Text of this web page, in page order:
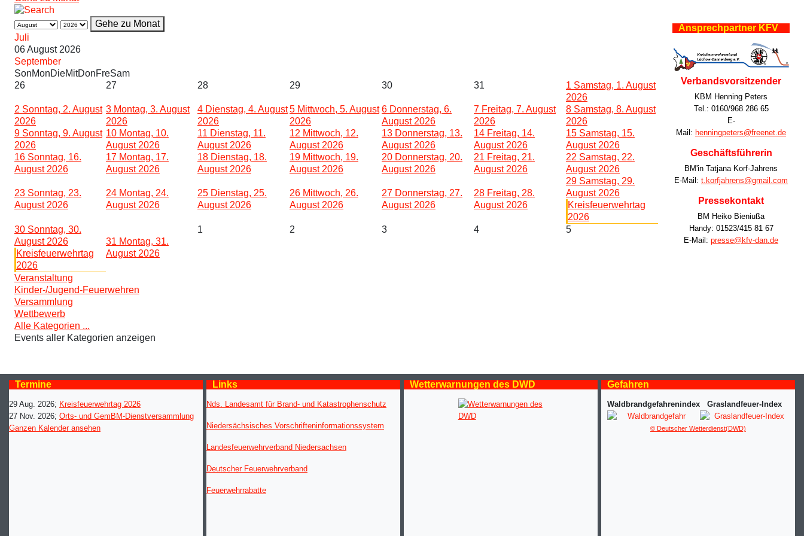
Gehe zu Monat
Juli
06 August 2026
September
SonMonDieMitDonFreSam
26
27 28 29 30 31 1 Samstag, 1. August
2026
2 Sonntag, 2. August
2026
3 Montag, 3. August
2026
4 Dienstag, 4. August
2026
5 Mittwoch, 5. August
2026
6 Donnerstag, 6.
August 2026
7 Freitag, 7. August
2026
8 Samstag, 8. August
2026
9 Sonntag, 9. August
2026
10 Montag, 10.
August 2026
11 Dienstag, 11.
August 2026
12 Mittwoch, 12.
August 2026
13 Donnerstag, 13.
August 2026
14 Freitag, 14.
August 2026
15 Samstag, 15.
August 2026
16 Sonntag, 16.
August 2026
17 Montag, 17.
August 2026
18 Dienstag, 18.
August 2026
19 Mittwoch, 19.
August 2026
20 Donnerstag, 20.
August 2026
21 Freitag, 21.
August 2026
22 Samstag, 22.
August 2026
23 Sonntag, 23.
August 2026
24 Montag, 24.
August 2026
25 Dienstag, 25.
August 2026
26 Mittwoch, 26.
August 2026
27 Donnerstag, 27.
August 2026
28 Freitag, 28.
August 2026
29 Samstag, 29.
August 2026
Kreisfeuerwehrtag
2026
30 Sonntag, 30.
August 2026
Kreisfeuerwehrtag
2026
31 Montag, 31.
August 2026
1 2 3 4 5
Veranstaltung
Kinder-/Jugend-Feuerwehren
Versammlung
Wettbewerb
Alle Kategorien ...
Events aller Kategorien anzeigen
Ansprechpartner KFV
Verbandsvorsitzender
KBM Henning Peters
Tel.: 0160/968 286 65
E-
Mail: henningpeters@freenet.de
Geschäftsführerin
BM'in Tatjana Korf-Jahrens
E-Mail: t.korfjahrens@gmail.com
Pressekontakt
BM Heiko Bieniußa
Handy: 01523/415 81 67
E-Mail: presse@kfv-dan.de
Termine
29 Aug. 2026; Kreisfeuerwehrtag 2026
27 Nov. 2026; Orts- und GemBM-Dienstversammlung
Ganzen Kalender ansehen
Links
Nds. Landesamt für Brand- und Katastrophenschutz
Niedersächsisches Vorschrifteninformationssystem
Landesfeuerwehrverband Niedersachsen
Deutscher Feuerwehrverband
Feuerwehrrabatte
Wetterwarnungen des DWD Gefahren
Waldbrandgefahrenindex Graslandfeuer-Index
© Deutscher Wetterdienst(DWD)